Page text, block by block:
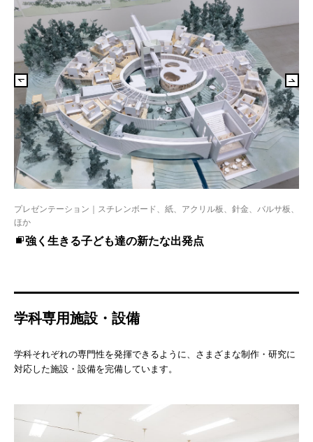
プレゼンテーション｜スチレンボード、紙、アクリル板、針金、バルサ板、
ほか
強く生きる子ども達の新たな出発点
学科専用施設・設備
学科それぞれの専門性を発揮できるように、さまざまな制作・研究に
対応した施設・設備を完備しています。